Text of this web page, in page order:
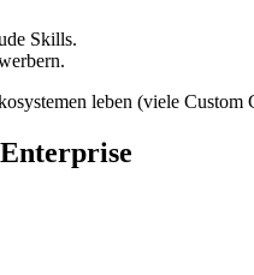
Skills.
leben (viele